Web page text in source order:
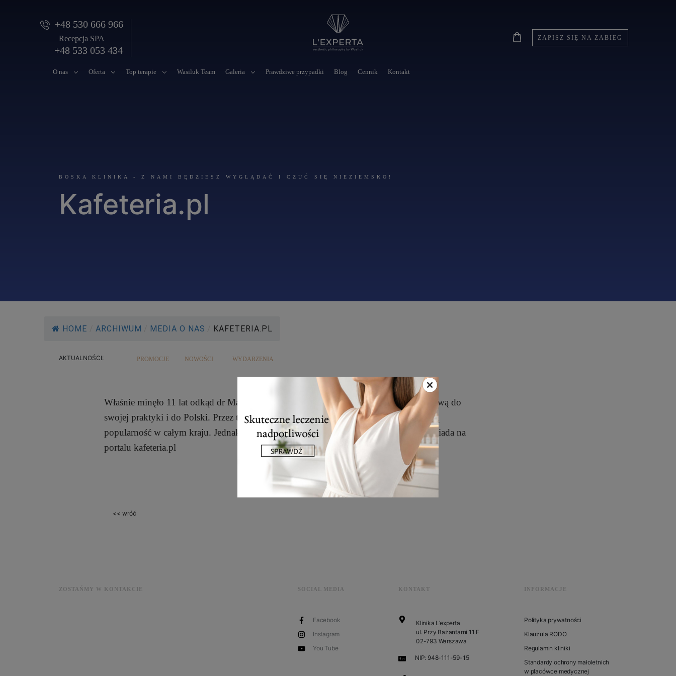
+48 530 666 966
Recepcja SPA
+48 533 053 434
ZAPISZ SIĘ NA ZABIEG
O nas Oferta Top terapie Wasiluk Team Galeria Prawdziwe przypadki Blog Cennik Kontakt
BOSKA KLINIKA - Z NAMI BĘDZIESZ WYGLĄDAĆ I CZUĆ SIĘ NIEZIEMSKO!
Kafeteria.pl
HOME ARCHIWUM MEDIA O NAS KAFETERIA.PL
AKTUALNOŚCI: PROMOCJE NOWOŚCI WYDARZENIA
Właśnie minęło 11 lat odkąd dr Marek Wasiluk wprowadził radiofrekwencję mikroigłową do
swojej praktyki i do Polski. Przez ten czas metoda zyskała szerokie zastosowanie i dużą
popularność w całym kraju. Jednak swój początek miała właśnie u niego o czym opowiada na
portalu kafeteria.pl
<< wróć
ZOSTAŃMY W KONTAKCIE SOCIAL MEDIA
Facebook
Instagram
You Tube
KONTAKT
Klinika L’experta
ul. Przy Bażantarni 11 F
02-793 Warszawa
NIP: 948-111-59-15
INFORMACJE
Polityka prywatności
Klauzula RODO
Regulamin kliniki
Standardy ochrony małoletnich
w placówce medycznej